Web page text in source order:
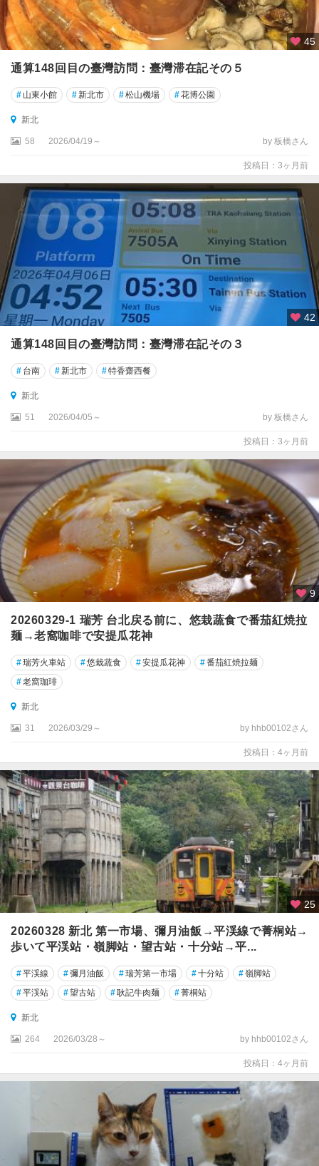
泉
彰
化
六
北
新
新
竹
日
月
潭
周
辺
桃
園
澎
湖
湖
島
知
本
温
泉
渓
温
緑
花
路
周
辺
苗
栗
蘭
嶼
島
西
螺
金
門
島
阿
山
45
通算148回目の臺灣訪問：臺灣滞在記その５
# 山東小館 #新北市 #松山機場 #花博公園
新北
58 2026/04/19～ by 板橋さん
投稿日：3ヶ月前
42
通算148回目の臺灣訪問：臺灣滞在記その３
# 台南 #新北市 #特香齋西餐
新北
51 2026/04/05～ by 板橋さん
投稿日：3ヶ月前
9
20260329-1 瑞芳 台北戻る前に、悠栽蔬食で番茄紅焼拉
麺→老窩咖啡で安提瓜花神
#瑞芳火車站 #悠栽蔬食 #安提瓜花神 #番茄紅焼拉麺
#老窩珈琲
新北
31 2026/03/29～ by hhb00102さん
投稿日：4ヶ月前
25
20260328 新北 第一市場、彌月油飯→平渓線で菁桐站→
歩いて平渓站・嶺脚站・望古站・十分站→平...
#平渓線 #彌月油飯 #瑞芳第一市場 #十分站 #嶺脚站
#平渓站 #望古站 #耿記牛肉麺 #菁桐站
新北
264 2026/03/28～ by hhb00102さん
投稿日：4ヶ月前